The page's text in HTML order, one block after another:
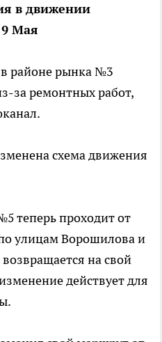
в движении
9 Мая
районе рынка №3
за ремонтных работ,
схема движения
теперь проходит от
улицам Ворошилова и
на свой
действует для